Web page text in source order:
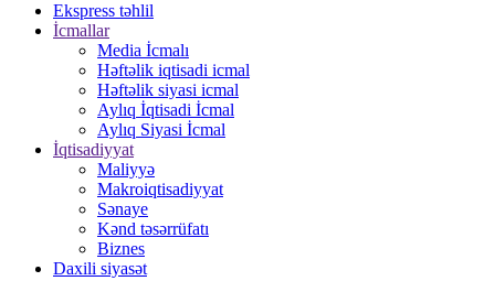
Ekspress təhlil
İcmallar
Media İcmalı
Həftəlik iqtisadi icmal
Həftəlik siyasi icmal
Aylıq İqtisadi İcmal
Aylıq Siyasi İcmal
İqtisadiyyat
Maliyyə
Makroiqtisadiyyat
Sənaye
Kənd təsərrüfatı
Biznes
Daxili siyasət